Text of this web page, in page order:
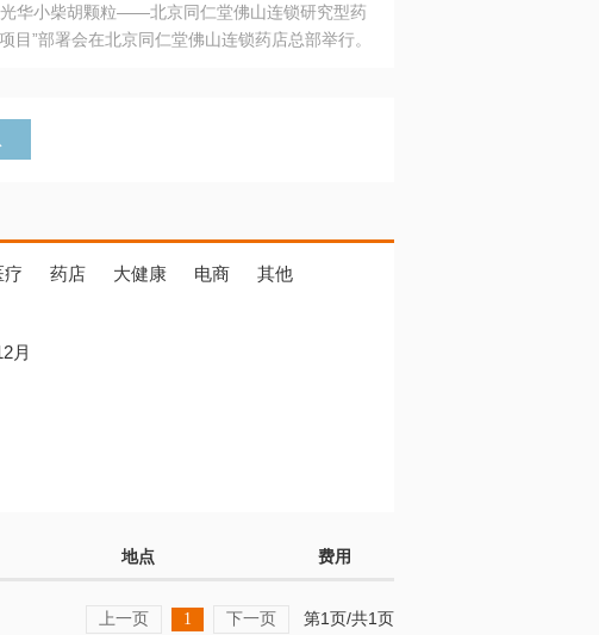
·区域增长大会，赋能工商对接、终端运营
的柔性智造。 我们致力于打破壁垒，让“实验
研发端”与“支付端”深度对话，更让监管、产业、资
佛山连锁启动
华小柴胡颗粒——北京同仁堂佛山连锁研究型药
目”部署会在北京同仁堂佛山连锁药店总部举行。
疗 药店 大健康 电商
其他
月
地点 费用
上一页 1 下一页 第1页/共1页